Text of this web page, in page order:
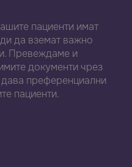
пациенти имат
да вземат важно
Превеждаме и
документи чрез
преференциални
пациенти.